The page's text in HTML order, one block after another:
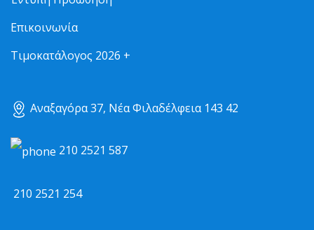
Επικοινωνία
Τιμοκατάλογος 2026 +
Αναξαγόρα 37, Νέα Φιλαδέλφεια 143 42
210 2521 587
210 2521 254